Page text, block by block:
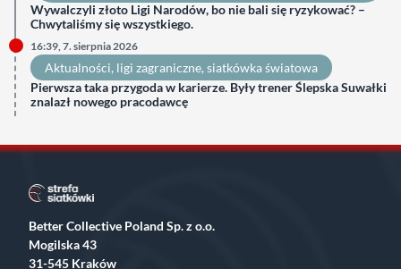
Wywalczyli złoto Ligi Narodów, bo nie bali się ryzykować? –
Chwytaliśmy się wszystkiego.
16:39, 7. sierpnia 2026
Aktualności, ligi zagraniczne, siatkówka światowa
Pierwsza taka przygoda w karierze. Były trener Ślepska Suwałki
znalazł nowego pracodawcę
Better Collective Poland Sp. z o.o.
Mogilska 43
31-545 Kraków